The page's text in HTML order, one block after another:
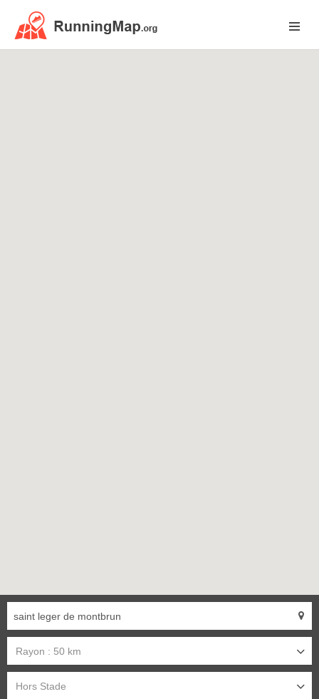
Rayon : 50 km
Hors Stade